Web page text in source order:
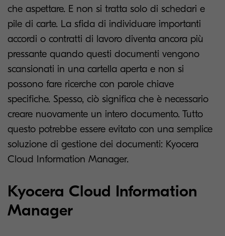
che aspettare. E non si tratta solo di schedari e
pile di carte. La sfida di individuare importanti
accordi o contratti di lavoro diventa ancora più
pressante quando questi documenti vengono
scansionati in una cartella aperta e non si
possono fare ricerche con parole chiave
specifiche. Spesso, ciò significa che è necessario
creare nuovamente un intero documento. Tutto
questo potrebbe essere evitato con una semplice
soluzione di gestione dei documenti: Kyocera
Cloud Information Manager.
Kyocera Cloud Information
Manager